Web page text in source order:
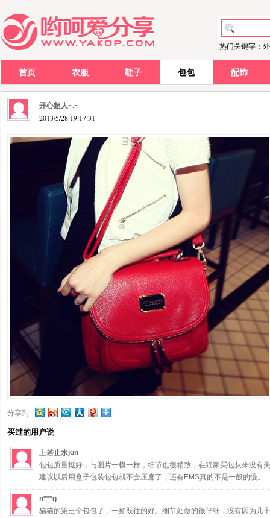
热门关键字：
首页 衣服 鞋子 包包 配饰
开心超人~.~
2013/5/28 19:17:31
分享到
买过的用户说
上若止水jun
包包质量挺好，与图片一模一样，细节也很精致，在猫家买包从来没有
建议以后用盒子包装包包就不会压扁了，还有EMS真的不是一般的慢。
n***g
猫猫的第三个包包了，一如既往的好。细节处做的很仔细，没有因为几